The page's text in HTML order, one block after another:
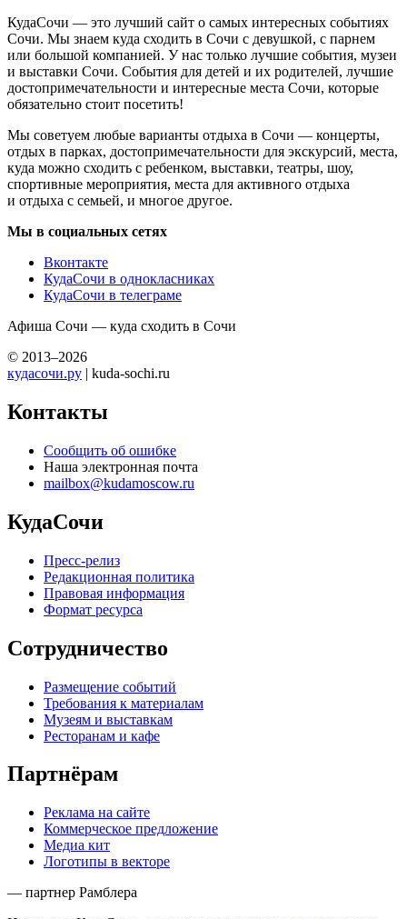
КудаСочи — это лучший сайт о самых интересных событиях
Сочи. Мы знаем куда сходить в Сочи с девушкой, с парнем
или большой компанией. У нас только лучшие события, музеи
и выставки Сочи. События для детей и их родителей, лучшие
достопримечательности и интересные места Сочи, которые
обязательно стоит посетить!
Мы советуем любые варианты отдыха в Сочи — концерты,
отдых в парках, достопримечательности для экскурсий, места,
куда можно сходить с ребенком, выставки, театры, шоу,
спортивные мероприятия, места для активного отдыха
и отдыха с семьей, и многое другое.
Мы в социальных сетях
Вконтакте
КудаСочи в однокласниках
КудаСочи в телеграме
Афиша Сочи — куда сходить в Сочи
© 2013–2026
кудасочи.ру | kuda-sochi.ru
Контакты
Сообщить об ошибке
Наша электронная почта
mailbox@kudamoscow.ru
КудаСочи
Пресс-релиз
Редакционная политика
Правовая информация
Формат ресурса
Сотрудничество
Размещение событий
Требования к материалам
Музеям и выставкам
Ресторанам и кафе
Партнёрам
Реклама на сайте
Коммерческое предложение
Медиа кит
Логотипы в векторе
— партнер Рамблера